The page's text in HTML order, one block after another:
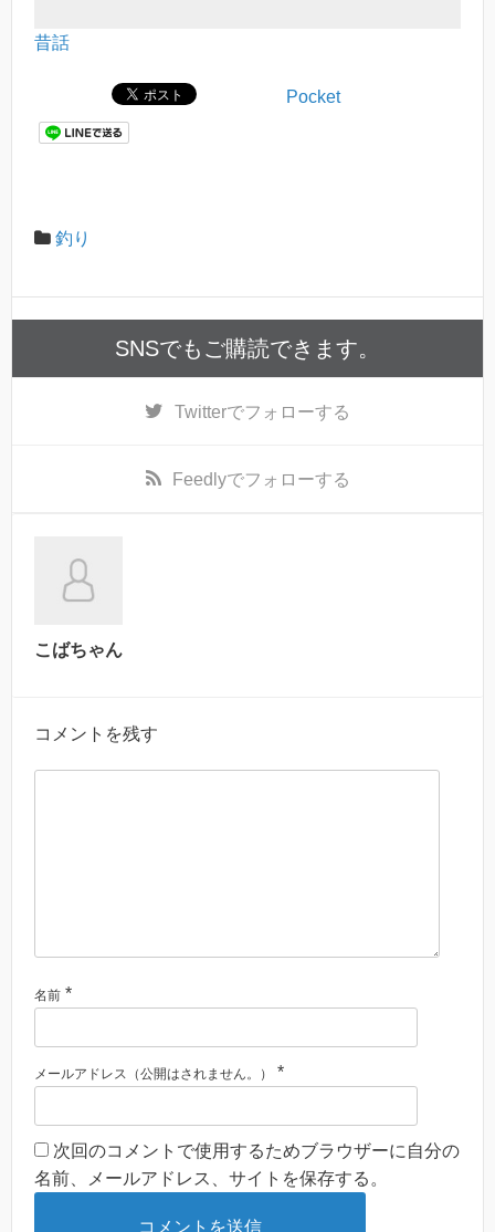
昔話
Pocket
釣り
SNSでもご購読できます。
Twitterでフォローする
Feedlyでフォローする
こばちゃん
コメントを残す
名前 *
メールアドレス（公開はされません。） *
次回のコメントで使用するためブラウザーに自分の
名前、メールアドレス、サイトを保存する。